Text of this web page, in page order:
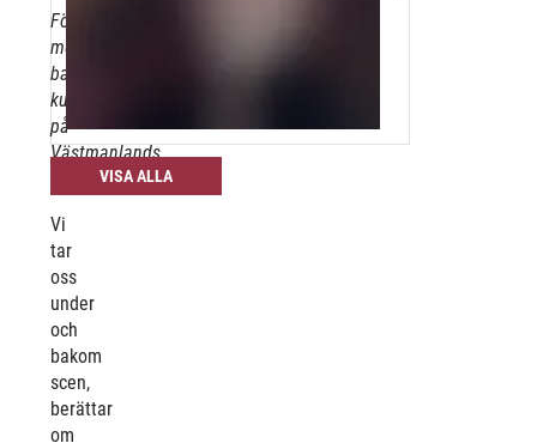
Följ
med
bakom
kulisserna
på
Västmanlands
Teater!
Vi
tar
oss
under
och
bakom
scen,
berättar
om
VISA ALLA